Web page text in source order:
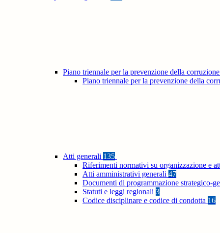
Piano triennale per la prevenzione della
Piano triennale per la prevenzione della
Atti generali 135
Riferimenti normativi su organizzazione e
Atti amministrativi generali 47
Documenti di programmazione strategico-
Statuti e leggi regionali 3
Codice disciplinare e codice di condotta 16